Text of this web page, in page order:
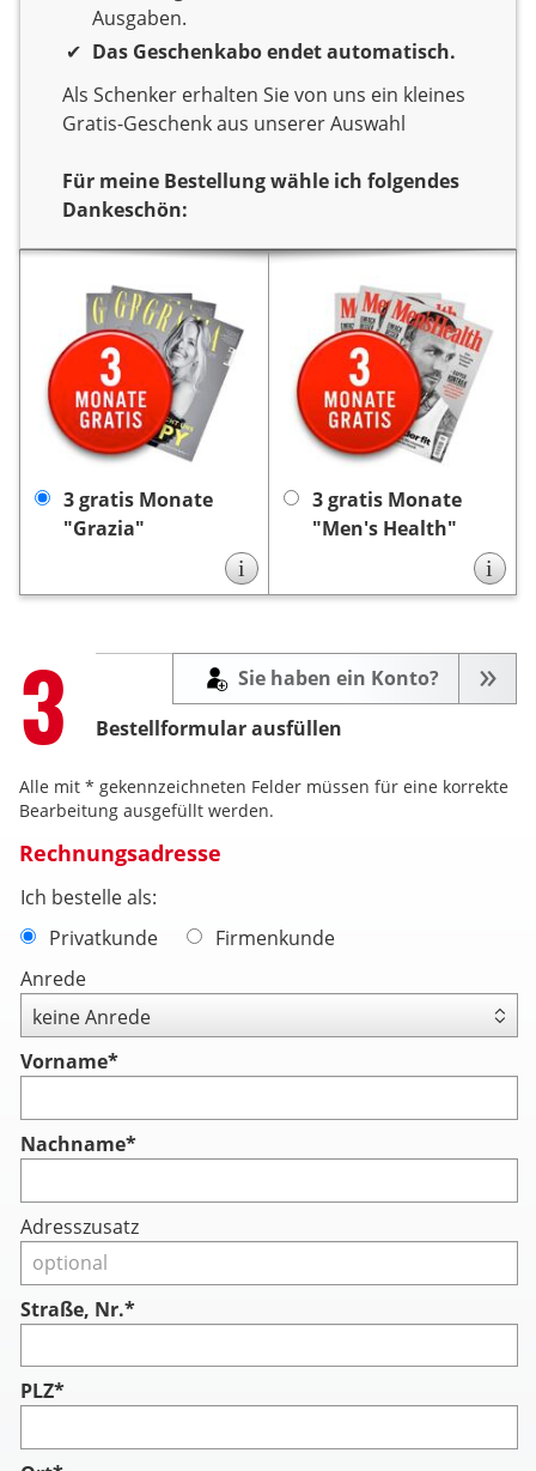
Ausgaben.
Das Geschenkabo endet automatisch.
Als Schenker erhalten Sie von uns ein kleines
Gratis-Geschenk aus unserer Auswahl
Für meine Bestellung wähle ich folgendes
Dankeschön:
Dankeschön
3 gratis Monate
"Grazia"
Sie verschenken ein Jahr
Lesespaß mit dem Titel
slowly veggie!.
Als
Dankeschön erhalten Sie
von uns
3 Monate gratis
die Zeitschrift „Grazia”.
Die Lieferung endet nach
3 Monaten automatisch,
notwendig.
i
3 gratis Monate
"Men's Health"
Sie verschenken ein Jahr
Lesespaß mit dem Titel
slowly veggie!.
Als
Dankeschön erhalten Sie
von uns
3 Monate gratis
die Zeitschrift „Men’s
Health”.
Die Lieferung
endet nach 3 Monaten
keine
Kündigung notwendig.
i
Step
3 Bestellformular ausfüllen
Sie haben ein Konto?
Alle mit * gekennzeichneten Felder müssen für eine korrekte
Bearbeitung ausgefüllt werden.
Rechnungsadresse
Ich bestelle als:
Privatkunde
Firmenkunde
Anrede
Vorname*
Nachname*
Adresszusatz
Straße, Nr.*
PLZ*